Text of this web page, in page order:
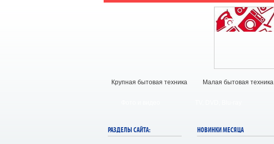
РАЗДЕЛЫ САЙТА: НОВИНКИ МЕСЯЦА
Крупная бытовая техника Малая бытовая техника